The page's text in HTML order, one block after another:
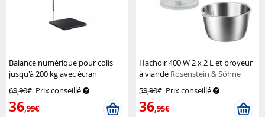
Balance numérique pour colis
jusqu'à 200 kg avec écran
General Office
69,90€ Prix conseillé
36,99€
Hachoir 400 W 2 x 2 L et broyeur
à viande Rosenstein & Söhne
59,90€ Prix conseillé
36,95€